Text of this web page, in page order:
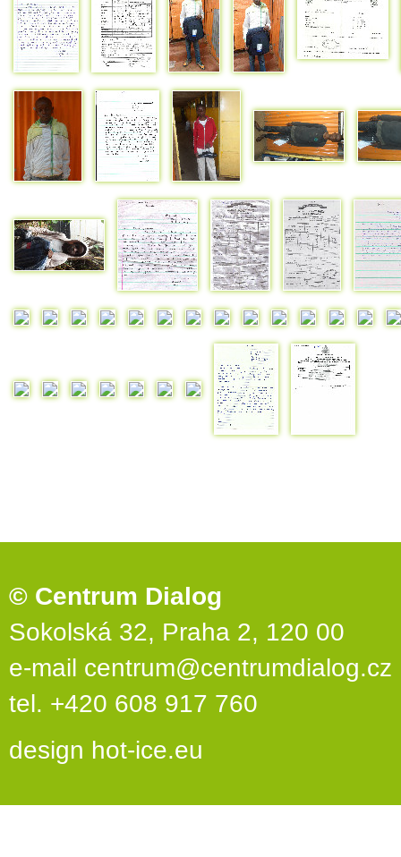
© Centrum Dialog
Sokolská 32, Praha 2, 120 00
e-mail centrum@centrumdialog.cz
tel. +420 608 917 760
design hot-ice.eu